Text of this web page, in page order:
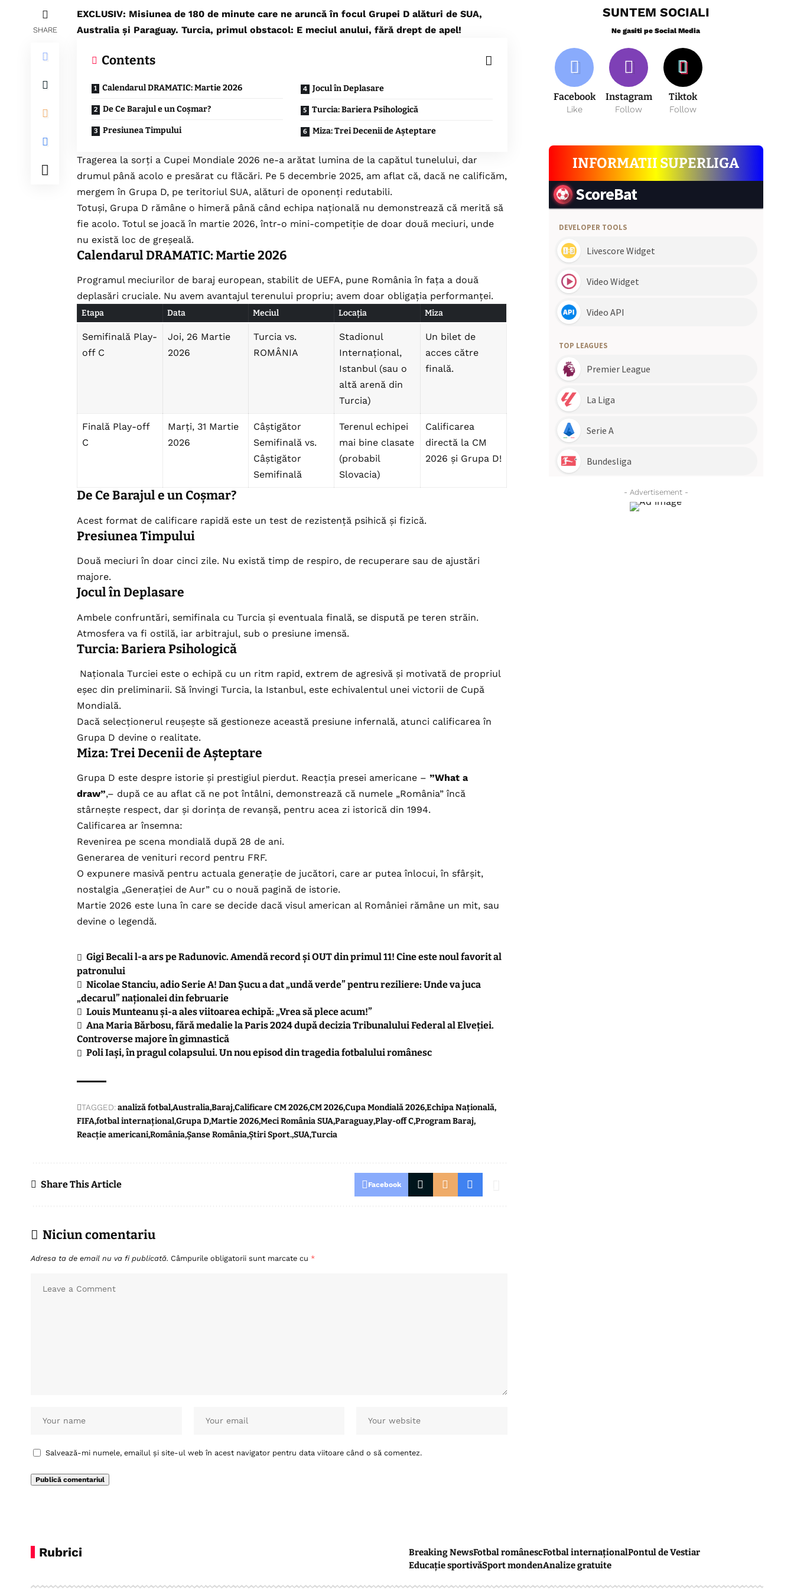
SHARE
EXCLUSIV: Misiunea de 180 de minute care ne aruncă în focul Grupei D alături de SUA,
Australia și Paraguay. Turcia, primul obstacol: E meciul anului, fără drept de apel!
Contents
Calendarul DRAMATIC: Martie 2026
De Ce Barajul e un Coșmar?
Presiunea Timpului
Jocul în Deplasare
Turcia: Bariera Psihologică
Miza: Trei Decenii de Așteptare
Tragerea la sorți a Cupei Mondiale 2026 ne-a arătat lumina de la capătul tunelului, dar
drumul până acolo e presărat cu flăcări. Pe 5 decembrie 2025, am aflat că, dacă ne calificăm,
mergem în Grupa D, pe teritoriul SUA, alături de oponenți redutabili.
Totuși, Grupa D rămâne o himeră până când echipa națională nu demonstrează că merită să
fie acolo. Totul se joacă în martie 2026, într-o mini-competiție de doar două meciuri, unde
nu există loc de greșeală.
Calendarul DRAMATIC: Martie 2026
Programul meciurilor de baraj european, stabilit de UEFA, pune România în fața a două
deplasări cruciale. Nu avem avantajul terenului propriu; avem doar obligația performanței.
Etapa Data Meciul Locația Miza
Semifinală Play-
off C
Joi, 26 Martie
2026
Turcia vs.
ROMÂNIA
Stadionul
Internațional,
Istanbul (sau o
altă arenă din
Turcia)
Un bilet de
acces către
finală.
Finală Play-off
C
Marți, 31 Martie
2026
Câștigător
Semifinală vs.
Câștigător
Semifinală
Terenul echipei
mai bine clasate
(probabil
Slovacia)
Calificarea
directă la CM
2026 și Grupa D!
De Ce Barajul e un Coșmar?
Acest format de calificare rapidă este un test de rezistență psihică și fizică.
Presiunea Timpului
Două meciuri în doar cinci zile. Nu există timp de respiro, de recuperare sau de ajustări
majore.
Jocul în Deplasare
Ambele confruntări, semifinala cu Turcia și eventuala finală, se dispută pe teren străin.
Atmosfera va fi ostilă, iar arbitrajul, sub o presiune imensă.
Turcia: Bariera Psihologică
Naționala Turciei este o echipă cu un ritm rapid, extrem de agresivă și motivată de propriul
eșec din preliminarii. Să învingi Turcia, la Istanbul, este echivalentul unei victorii de Cupă
Mondială.
Dacă selecționerul reușește să gestioneze această presiune infernală, atunci calificarea în
Grupa D devine o realitate.
Miza: Trei Decenii de Așteptare
Grupa D este despre istorie și prestigiul pierdut. Reacția presei americane – ”What a
draw”,– după ce au aflat că ne pot întâlni, demonstrează că numele „România” încă
stârnește respect, dar și dorința de revanșă, pentru acea zi istorică din 1994.
Calificarea ar însemna:
Revenirea pe scena mondială după 28 de ani.
Generarea de venituri record pentru FRF.
O expunere masivă pentru actuala generație de jucători, care ar putea înlocui, în sfârșit,
nostalgia „Generației de Aur” cu o nouă pagină de istorie.
Martie 2026 este luna în care se decide dacă visul american al României rămâne un mit, sau
devine o legendă.
Gigi Becali l-a ars pe Radunovic. Amendă record și OUT din primul 11! Cine este noul favorit al
patronului
Nicolae Stanciu, adio Serie A! Dan Șucu a dat „undă verde” pentru reziliere: Unde va juca
„decarul” naționalei din februarie
Louis Munteanu și-a ales viitoarea echipă: „Vrea să plece acum!”
Ana Maria Bărbosu, fără medalie la Paris 2024 după decizia Tribunalului Federal al Elveției.
Controverse majore în gimnastică
Poli Iași, în pragul colapsului. Un nou episod din tragedia fotbalului românesc
TAGGED:analiză fotbalAustraliaBarajCalificare CM 2026CM 2026Cupa Mondială 2026Echipa Națională
FIFAfotbal internaționalGrupa DMartie 2026Meci România SUAParaguayPlay-off CProgram Baraj
Reacție americaniRomâniaȘanse RomâniaȘtiri Sport.SUATurcia
Share This Article Facebook
Niciun comentariu
Adresa ta de email nu va fi publicată. Câmpurile obligatorii sunt marcate cu *
Salvează-mi numele, emailul și site-ul web în acest navigator pentru data viitoare când o să comentez.
SUNTEM SOCIALI
Ne gasiti pe Social Media
Facebook
Like
Instagram
Follow
Tiktok
Follow
INFORMATII SUPERLIGA
- Advertisement -
Rubrici Breaking NewsFotbal românescFotbal internaționalPontul de Vestiar
Educație sportivăSport mondenAnalize gratuite